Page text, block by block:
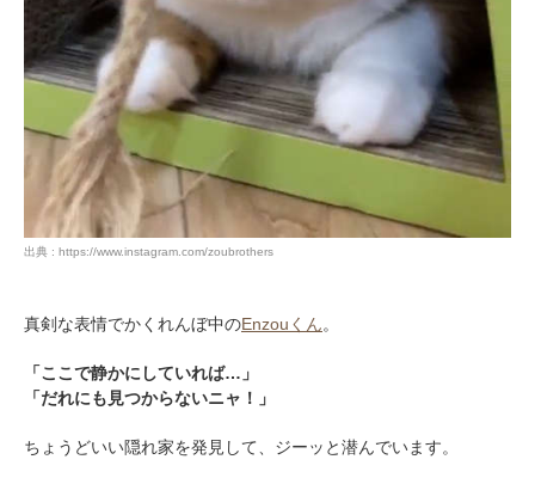
出典 : https://www.instagram.com/zoubrothers
真剣な表情でかくれんぼ中のEnzouくん。
「ここで静かにしていれば…」
「だれにも見つからないニャ！」
ちょうどいい隠れ家を発見して、ジーッと潜んでいます。